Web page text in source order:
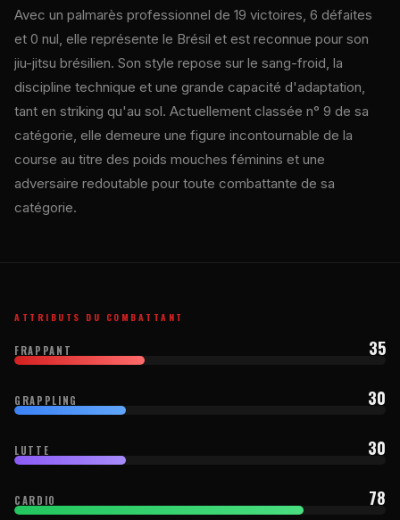
Avec un palmarès professionnel de 19 victoires, 6 défaites
et 0 nul, elle représente le Brésil et est reconnue pour son
jiu-jitsu brésilien. Son style repose sur le sang-froid, la
discipline technique et une grande capacité d'adaptation,
tant en striking qu'au sol. Actuellement classée n° 9 de sa
catégorie, elle demeure une figure incontournable de la
course au titre des poids mouches féminins et une
adversaire redoutable pour toute combattante de sa
catégorie.
ATTRIBUTS DU COMBATTANT
FRAPPANT 35
GRAPPLING 30
LUTTE 30
CARDIO 78